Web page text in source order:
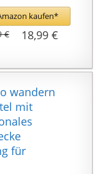
zur
kleines
Herren
Dieser
und hat
kaufen*
18,99 €
€
wandern
mit
für